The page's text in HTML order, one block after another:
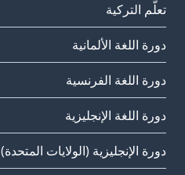
تعلَّم التركية
دورة اللغة الألمانية
دورة اللغة الفرنسية
دورة اللغة الإنجليزية
دورة الإنجليزية (الولايات المتحدة)